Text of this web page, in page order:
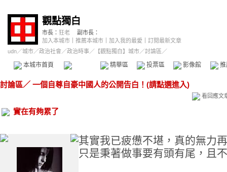
觀點獨白
市長： 狂老
副市長：
加入本城市
推薦本城市 加入我的最愛
訂閱最新文章
udn／城市／政治社會 ／政治時事／ 【觀點獨白】城市／討論區／
本城市首頁 精華區 投票區 影像館
討論區／ 一個自尊自豪中國人的公開告白！(請點選進入)
看回應文
實在有夠累了
其實我已疲憊不堪，真的無力
只是秉著做事要有頭有尾，且